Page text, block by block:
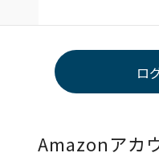
Amazonアカ